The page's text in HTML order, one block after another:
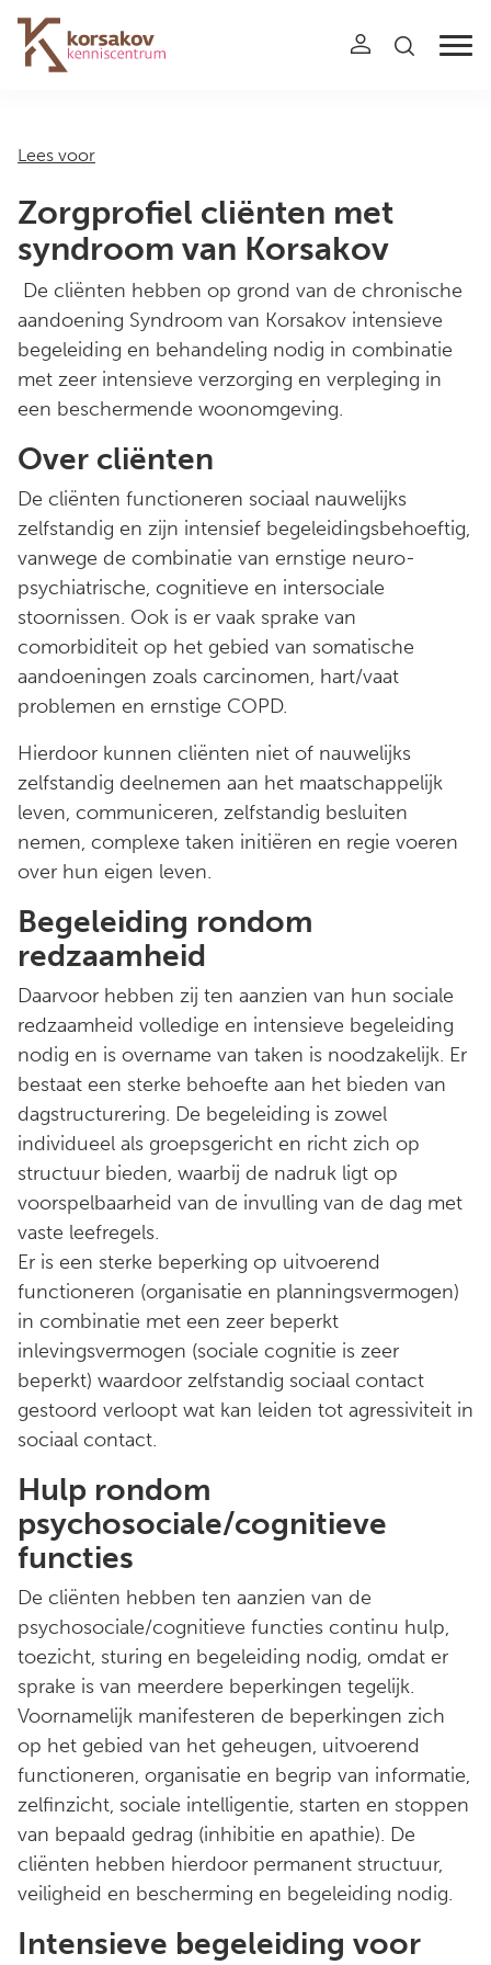
Navigation
Lees voor
Zorgprofiel cliënten met
syndroom van Korsakov
De cliënten hebben op grond van de chronische
aandoening Syndroom van Korsakov intensieve
begeleiding en behandeling nodig in combinatie
met zeer intensieve verzorging en verpleging in
een beschermende woonomgeving.
Over cliënten
De cliënten functioneren sociaal nauwelijks
zelfstandig en zijn intensief begeleidingsbehoeftig,
vanwege de combinatie van ernstige neuro-
psychiatrische, cognitieve en intersociale
stoornissen. Ook is er vaak sprake van
comorbiditeit op het gebied van somatische
aandoeningen zoals carcinomen, hart/vaat
problemen en ernstige COPD.
Hierdoor kunnen cliënten niet of nauwelijks
zelfstandig deelnemen aan het maatschappelijk
leven, communiceren, zelfstandig besluiten
nemen, complexe taken initiëren en regie voeren
over hun eigen leven.
Begeleiding rondom
redzaamheid
Daarvoor hebben zij ten aanzien van hun sociale
redzaamheid volledige en intensieve begeleiding
nodig en is overname van taken is noodzakelijk. Er
bestaat een sterke behoefte aan het bieden van
dagstructurering. De begeleiding is zowel
individueel als groepsgericht en richt zich op
structuur bieden, waarbij de nadruk ligt op
voorspelbaarheid van de invulling van de dag met
vaste leefregels.
Er is een sterke beperking op uitvoerend
functioneren (organisatie en planningsvermogen)
in combinatie met een zeer beperkt
inlevingsvermogen (sociale cognitie is zeer
beperkt) waardoor zelfstandig sociaal contact
gestoord verloopt wat kan leiden tot agressiviteit in
sociaal contact.
Hulp rondom
psychosociale/cognitieve
functies
De cliënten hebben ten aanzien van de
psychosociale/cognitieve functies continu hulp,
toezicht, sturing en begeleiding nodig, omdat er
sprake is van meerdere beperkingen tegelijk.
Voornamelijk manifesteren de beperkingen zich
op het gebied van het geheugen, uitvoerend
functioneren, organisatie en begrip van informatie,
zelfinzicht, sociale intelligentie, starten en stoppen
van bepaald gedrag (inhibitie en apathie). De
cliënten hebben hierdoor permanent structuur,
veiligheid en bescherming en begeleiding nodig.
Intensieve begeleiding voor